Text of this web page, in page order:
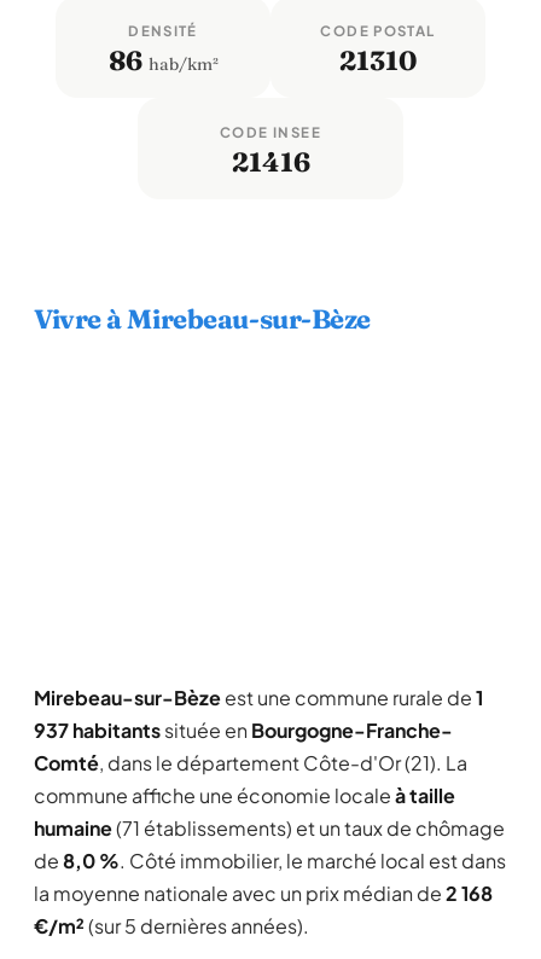
DENSITÉ
86 hab/km²
CODE POSTAL
21310
CODE INSEE
21416
Vivre à Mirebeau-sur-Bèze
Mirebeau-sur-Bèzeest une commune rurale de1
937 habitantssituée en Bourgogne-Franche-
Comté, dans le département Côte-d'Or (21). La
commune affiche une économie localeà taille
humaine(71 établissements) et un taux de chômage
de8,0 %. Côté immobilier, le marché local est dans
la moyenne nationale avec un prix médian de2 168
€/m²(sur 5 dernières années).